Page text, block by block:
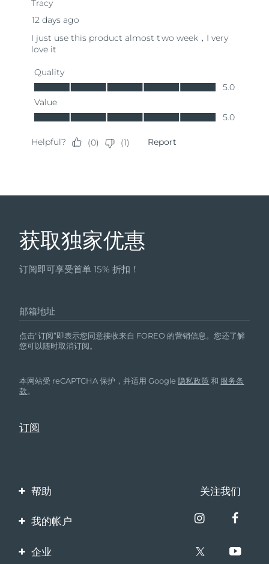
获取独家优惠
订阅即可享受首单 15% 折扣！
邮箱地址
点击“订阅”即表示您同意接收来自 FOREO 的营销信息。您还了解
您可以随时取消订阅。
本网站受 reCAPTCHA 保护，并适用 Google隐私政策 和 服务条
款。
帮助
联系我们
关注我们
我的帐户
产品注册
企业